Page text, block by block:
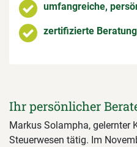
umfangreiche,
zertifizierte
Ihr persönlicher
Markus Solampha, gelernter
Steuerwesen tätig. Im